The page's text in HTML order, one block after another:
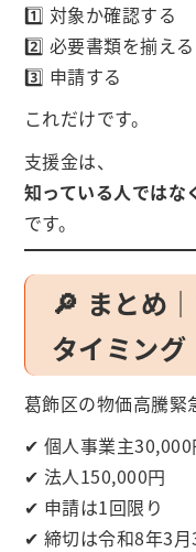
1️⃣ 対象か確認する
2️⃣ 必要書類を揃える
3️⃣ 申請する
これだけです。
支援金は、
知っている人ではな
です。
🔎 まとめ
タイミング
葛飾区の物価高騰緊
✔ 個人事業主30,000
✔ 法人150,000円
✔ 申請は1回限り
✔ 締切は令和8年3月